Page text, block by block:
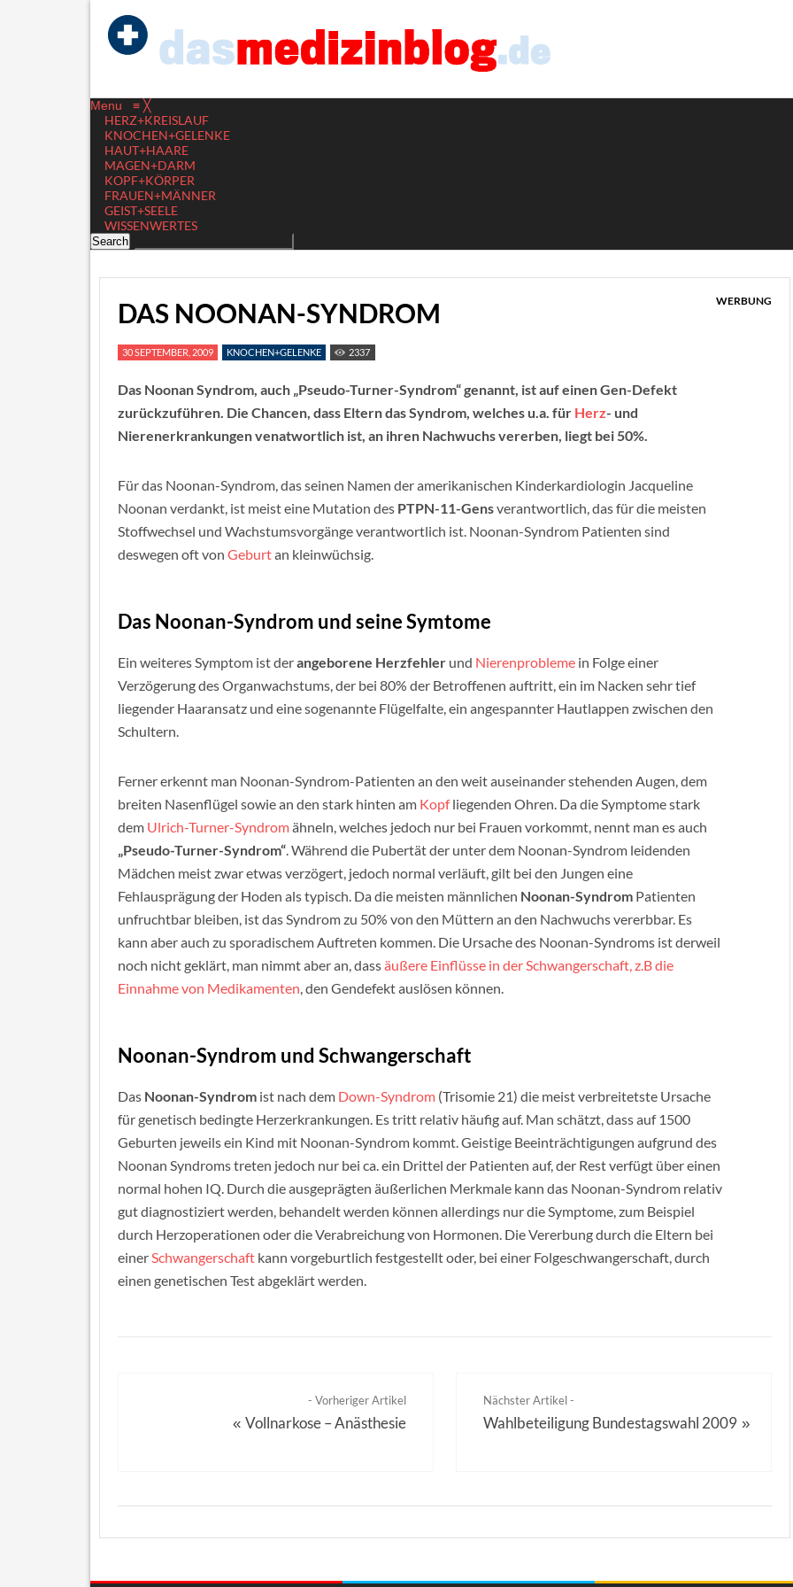
Menu ≡ ╳
HERZ+KREISLAUF
KNOCHEN+GELENKE
HAUT+HAARE
MAGEN+DARM
KOPF+KÖRPER
FRAUEN+MÄNNER
GEIST+SEELE
WISSENWERTES
DAS NOONAN-SYNDROM WERBUNG
30 SEPTEMBER, 2009 KNOCHEN+GELENKE 2337
Das Noonan Syndrom, auch „Pseudo-Turner-Syndrom“ genannt, ist auf einen Gen-Defekt
zurückzuführen. Die Chancen, dass Eltern das Syndrom, welches u.a. für Herz- und
Nierenerkrankungen venatwortlich ist, an ihren Nachwuchs vererben, liegt bei 50%.
Für das Noonan-Syndrom, das seinen Namen der amerikanischen Kinderkardiologin Jacqueline
Noonan verdankt, ist meist eine Mutation des PTPN-11-Gensverantwortlich, das für die meisten
Stoffwechsel und Wachstumsvorgänge verantwortlich ist. Noonan-Syndrom Patienten sind
deswegen oft von Geburtan kleinwüchsig.
Das Noonan-Syndrom und seine Symtome
Ein weiteres Symptom ist derangeborene Herzfehler und Nierenprobleme in Folge einer
Verzögerung des Organwachstums, der bei 80% der Betroffenen auftritt, ein im Nacken sehr tief
liegender Haaransatz und eine sogenannte Flügelfalte, ein angespannter Hautlappen zwischen den
Schultern.
Ferner erkennt man Noonan-Syndrom-Patienten an den weit auseinander stehenden Augen, dem
breiten Nasenflügel sowie an den stark hinten am Kopfliegenden Ohren. Da die Symptome stark
dem Ulrich-Turner-Syndromähneln, welches jedoch nur bei Frauen vorkommt, nennt man es auch
„Pseudo-Turner-Syndrom“.Während die Pubertät der unter dem Noonan-Syndrom leidenden
Mädchen meist zwar etwas verzögert, jedoch normal verläuft, gilt bei den Jungen eine
Fehlausprägung der Hoden als typisch. Da die meisten männlichen Noonan-Syndrom Patienten
unfruchtbar bleiben, ist das Syndrom zu 50% von den Müttern an den Nachwuchs vererbbar. Es
kann aber auch zu sporadischem Auftreten kommen. Die Ursache des Noonan-Syndroms ist derweil
noch nicht geklärt, man nimmt aber an, dassäußere Einflüsse in der Schwangerschaft, z.B die
Einnahme von Medikamenten, den Gendefekt auslösen können.
Noonan-Syndrom und Schwangerschaft
Das Noonan-Syndrom ist nach dem Down-Syndrom (Trisomie 21) die meist verbreitetste Ursache
für genetisch bedingte Herzerkrankungen. Es tritt relativ häufig auf. Man schätzt, dass auf 1500
Geburten jeweils ein Kind mit Noonan-Syndrom kommt. Geistige Beeinträchtigungen aufgrund des
Noonan Syndroms treten jedoch nur bei ca. ein Drittel der Patienten auf, der Rest verfügt über einen
normal hohen IQ. Durch die ausgeprägten äußerlichen Merkmale kann das Noonan-Syndrom relativ
gut diagnostiziert werden, behandelt werden können allerdings nur die Symptome, zum Beispiel
durch Herzoperationen oder die Verabreichung von Hormonen. Die Vererbung durch die Eltern bei
einerSchwangerschaft kann vorgeburtlich festgestellt oder, bei einer Folgeschwangerschaft, durch
einen genetischen Test abgeklärt werden.
- Vorheriger Artikel
« Vollnarkose – Anästhesie
Nächster Artikel -
Wahlbeteiligung Bundestagswahl 2009 »